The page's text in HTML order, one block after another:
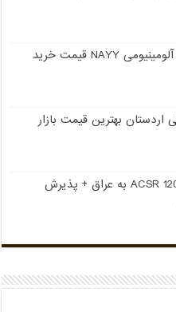
صادرات کابل 120/20 ACSR به عراق + پذیرش